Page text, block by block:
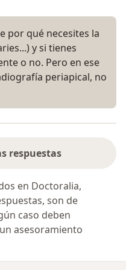
por qué necesites la
y si tienes
o no. Pero en ese
periapical, no
respuestas
en Doctoralia,
son de
caso deben
asesoramiento